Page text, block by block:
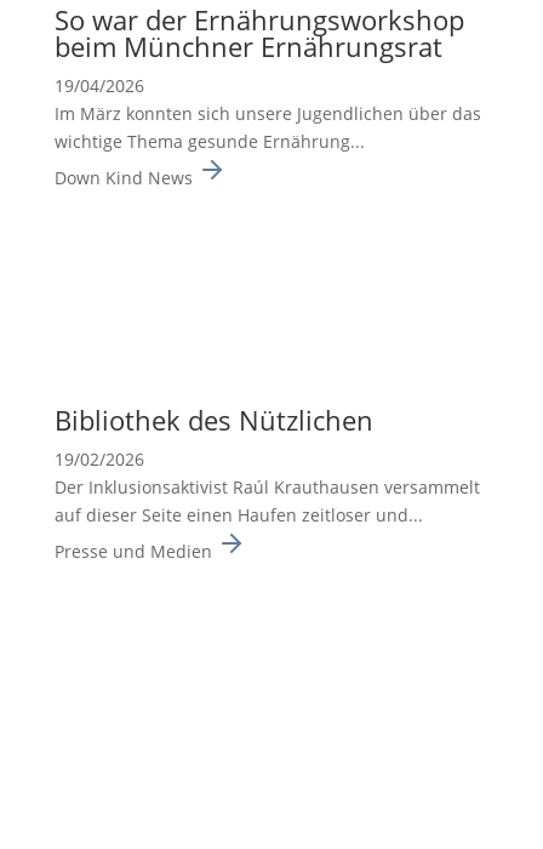
So war der Ernäh­rungs­work­shop
beim Münchner Ernäh­rungsrat
19/04/2026
Im März konnten sich unsere Jugend­li­chen über das
wichtige Thema gesunde Ernäh­rung...
Down Kind News
Biblio­thek des Nützli­chen
19/02/2026
Der Inklusionsaktivist Raúl Krauthausen versammelt
auf dieser Seite einen Haufen zeitloser und...
Presse und Medien